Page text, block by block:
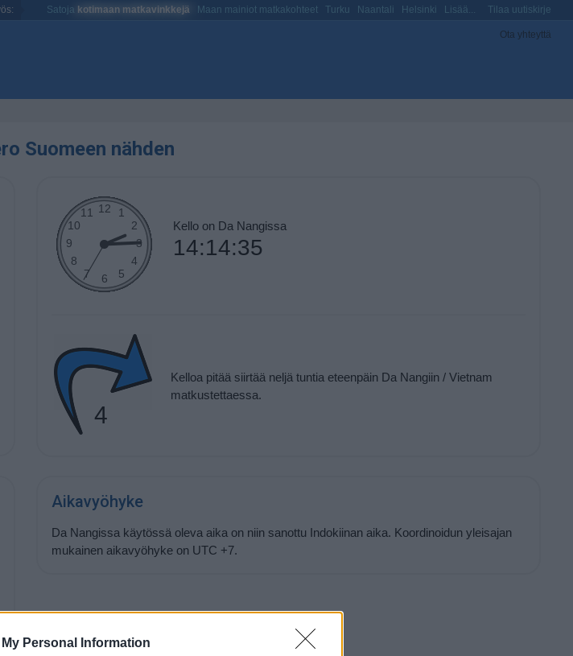
Personal Information
Satoja kotimaan matkavinkkejä Maan mainiot matkakohteet Turku Naantali Helsinki Lisää... Tilaa uutiskirje
Ota yhteyttä
Suomeen nähden
Kello on Da Nangissa
14:14:35
4
Kelloa pitää siirtää neljä tuntia eteenpäin Da Nangiin / Vietnam
matkustettaessa.
Aikavyöhyke
Da Nangissa käytössä oleva aika on niin sanottu Indokiinan aika. Koordinoidun yleisajan
mukainen aikavyöhyke on UTC +7.